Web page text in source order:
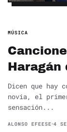
MÚSICA
Haragán
Dicen que hay
novia, el
sensación...
ALONSO EFEESE 4